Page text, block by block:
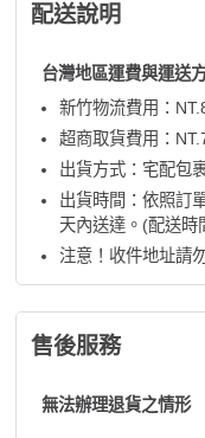
配送說明
台灣地區運費與運送
新竹物流費用：
超商取貨費用：
出貨方式：宅配包
出貨時間：依照訂
天內送達。(配送時
注意！收件地址請
售後服務
無法辦理退貨之情形